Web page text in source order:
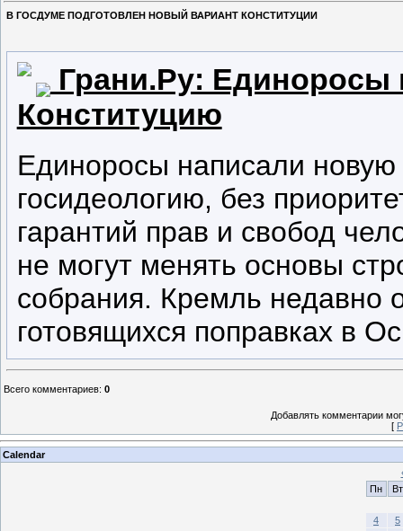
В ГОСДУМЕ ПОДГОТОВЛЕН НОВЫЙ ВАРИАНТ КОНСТИТУЦИИ
Грани.Ру: Единоросы
Конституцию
Единоросы написали новую
госидеологию, без
гарантий прав и свобод
не могут менять основы
собрания. Кремль недавно
готовящихся поправках в
Всего комментариев: 0
Добавлять комментарии
[
Calendar
Пн
Вт
4
5